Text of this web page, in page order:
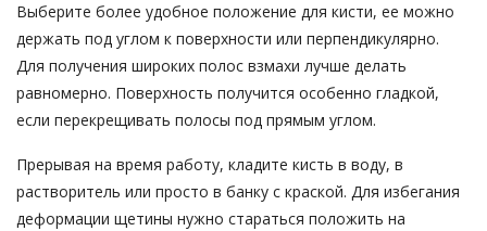
Выберите более удобное положение для кисти, ее можно
держать под углом к поверхности или перпендикулярно.
Для получения широких полос взмахи лучше делать
равномерно. Поверхность получится особенно гладкой,
если перекрещивать полосы под прямым углом.
Прерывая на время работу, кладите кисть в воду, в
растворитель или просто в банку с краской. Для избегания
деформации щетины нужно стараться положить на